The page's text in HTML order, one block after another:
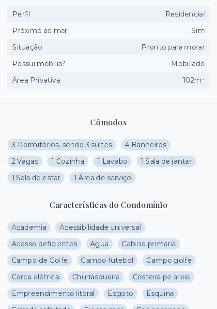
Cômodos
3 Dormitórios, sendo 3 suítes
4 Banheiros
2 Vagas
1 Cozinha 1 Lavabo
1 Sala de jantar
1 Sala de estar
1 Área de serviço
Características do Condomínio
Academia
Acessibilidade universal
Acesso deficientes
Agua
Cabine primaria
Campo de Golfe
Campo futebol
Campo golfe
Cerca elétrica
Churrasqueira
Costeira pe areia
Empreendimento litoral
Esgoto
Esquina
Perfil
Residencial
Próximo ao mar
Sim
Situação
Pronto para morar
Possui mobília?
Mobiliado
Área Privativa
102m²